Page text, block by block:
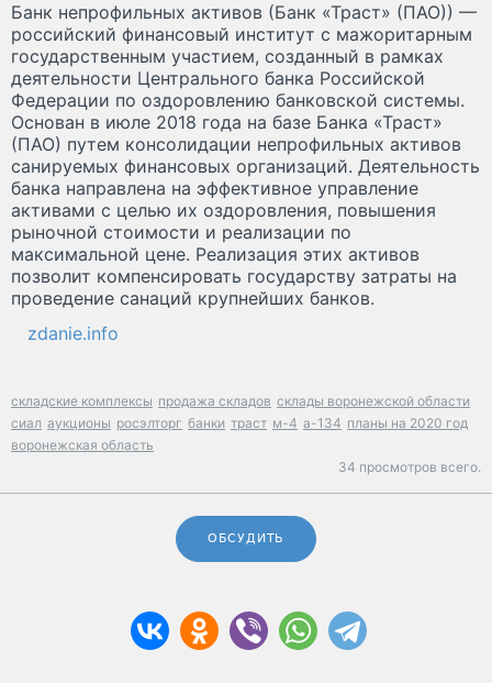
Банк непрофильных активов (Банк «Траст» (ПАО)) —
российский финансовый институт с мажоритарным
государственным участием, созданный в рамках
деятельности Центрального банка Российской
Федерации по оздоровлению банковской системы.
Основан в июле 2018 года на базе Банка «Траст»
(ПАО) путем консолидации непрофильных активов
санируемых финансовых организаций. Деятельность
банка направлена на эффективное управление
активами с целью их оздоровления, повышения
рыночной стоимости и реализации по
максимальной цене. Реализация этих активов
позволит компенсировать государству затраты на
проведение санаций крупнейших банков.
zdanie.info
складские комплексы продажа складов склады воронежской области
сиал аукционы росэлторг банки траст м-4 а-134 планы на 2020 год
воронежская область
34 просмотров всего.
ОБСУДИТЬ